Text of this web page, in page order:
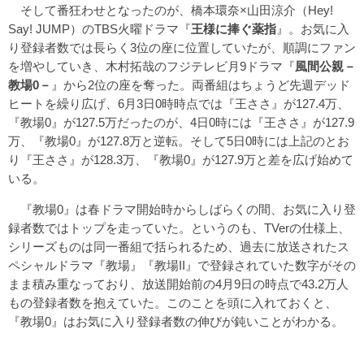
そして番狂わせとなったのが、橋本環奈×山田涼介（Hey!
Say! JUMP）のTBS火曜ドラマ『王様に捧ぐ薬指 』。お気に入
り登録者数では長らく3位の座に位置していたが、順調にファン
を増やしていき、木村拓哉のフジテレビ月9ドラマ『風間公親－
教場0－ 』から2位の座を奪った。両番組はちょうど先週デッド
ヒートを繰り広げ、6月3日0時時点では『王ささ』が127.4万、
『教場0』が127.5万だったのが、4日0時には『王ささ』が127.9
万、『教場0』が127.8万と逆転。そして5日0時には上記のとお
り『王ささ』が128.3万、『教場0』が127.9万と差を広げ始めて
いる。
『教場0』は春ドラマ開始時からしばらくの間、お気に入り登
録者数ではトップを走っていた。というのも、TVerの仕様上、
シリーズものは同一番組で括られるため、過去に放送されたス
ペシャルドラマ『教場』『教場II』で登録されていた数字がその
まま積み重なっており、放送開始前の4月9日の時点で43.2万人
もの登録者数を抱えていた。このことを頭に入れておくと、
『教場0』はお気に入り登録者数の伸びが鈍いことがわかる。